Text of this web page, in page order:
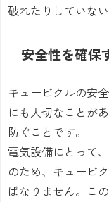
破れたりしていな
安全性を確保
キュービクルの安
にも大切なことが
防ぐことです。
電気設備にとって
のため、キュービ
ばなりません。こ